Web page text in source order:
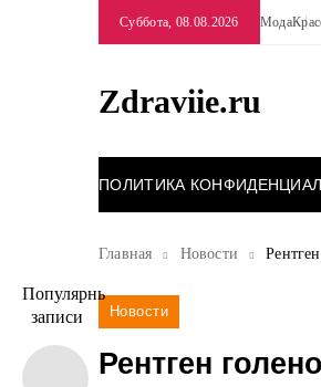
Суббота, 08.08.2026 Мода
Zdraviie.ru
ПОЛИТИКА
Главная Новости
Популярные
записи
Новости
Рентген